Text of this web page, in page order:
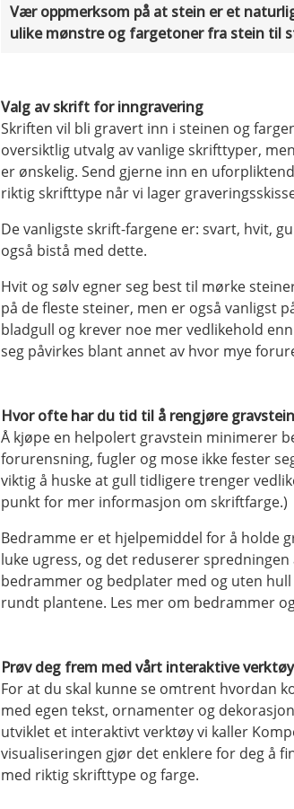
Vær oppmerksom på at stein er et
ulike mønstre og fargetoner fra stein til
Valg av skrift for inngravering
Skriften vil bli gravert inn i steinen og
oversiktlig utvalg av vanlige skrifttyper,
er ønskelig. Send gjerne inn en
riktig skrifttype når vi lager
De vanligste skrift-fargene er: svart, hvit,
også bistå med dette.
Hvit og sølv egner seg best til mørke
på de fleste steiner, men er også vanligst
bladgull og krever noe mer vedlikehold
seg påvirkes blant annet av hvor mye
Hvor ofte har du tid til å rengjøre
Å kjøpe en helpolert gravstein minimerer
forurensning, fugler og mose ikke fester
viktig å huske at gull tidligere trenger
punkt for mer informasjon om skriftfarge.)
Bedramme er et hjelpemiddel for å holde
luke ugress, og det reduserer
bedrammer og bedplater med og uten
rundt plantene. Les mer om bedrammer
Prøv deg frem med vårt interaktive
For at du skal kunne se omtrent hvordan
med egen tekst, ornamenter og
utviklet et interaktivt verktøy vi kaller
visualiseringen gjør det enklere for deg å
med riktig skrifttype og farge.